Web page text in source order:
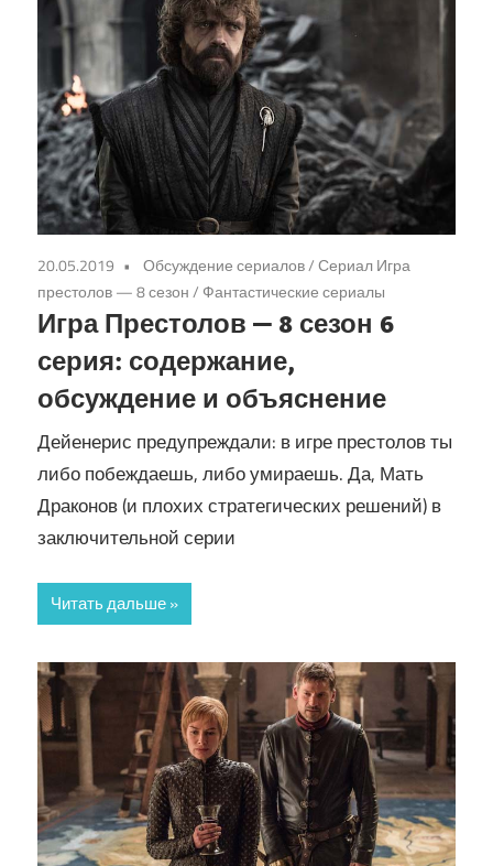
20.05.2019 Обсуждение сериалов/Сериал Игра
престолов — 8 сезон/ Фантастические сериалы
Игра Престолов — 8 сезон 6
серия: содержание,
обсуждение и объяснение
Дейенерис предупреждали: в игре престолов ты
либо побеждаешь, либо умираешь. Да, Мать
Драконов (и плохих стратегических решений) в
заключительной серии
Читать дальше